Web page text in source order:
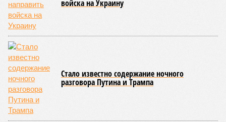
то по «Станции Л» подобной публичной отчётности
дольщики не видят. Ни Capital Group, ни кураторы
строительства не подтверждают ни соблюдения графика
строительства, ни объёма фактически выполненных работ.
декларируемая «Capital Group модель (достраивать
проблемные объекты SSD») сработала на
Лосиноостровской, почему она не масштабируется на
Люблино? И означает ли отсутствие техники на площадке,
что в реальности подрядчик по «Станции Л» ещё даже не